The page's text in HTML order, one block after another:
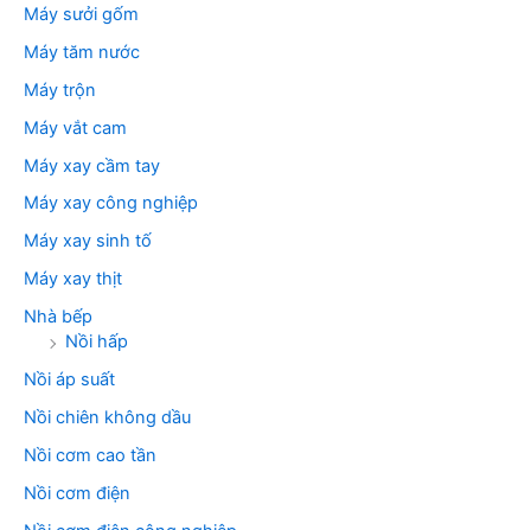
Máy sưởi gốm
Máy tăm nước
Máy trộn
Máy vắt cam
Máy xay cầm tay
Máy xay công nghiệp
Máy xay sinh tố
Máy xay thịt
Nhà bếp
Nồi hấp
Nồi áp suất
Nồi chiên không dầu
Nồi cơm cao tần
Nồi cơm điện